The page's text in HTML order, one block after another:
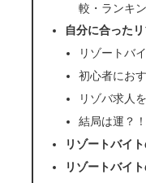
較・ランキ
自分に合った
リゾートバ
初心者にお
リゾバ求人
結局は運？！
リゾートバイ
リゾートバイ